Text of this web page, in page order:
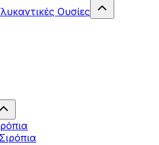
Ουσίες